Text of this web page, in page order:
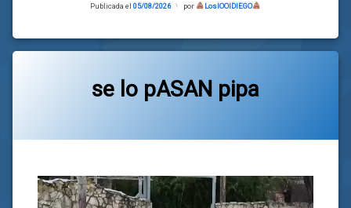
Publicada el05/08/2026
Actualizado
por LosIOOIDIEGO
se lo pASAN pipa